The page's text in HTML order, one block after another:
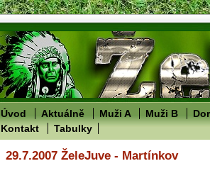
Úvod Aktuálně Muži A Muži B
Kontakt
Tabulky
29.7.2007 ŽeleJuve - Martínkov